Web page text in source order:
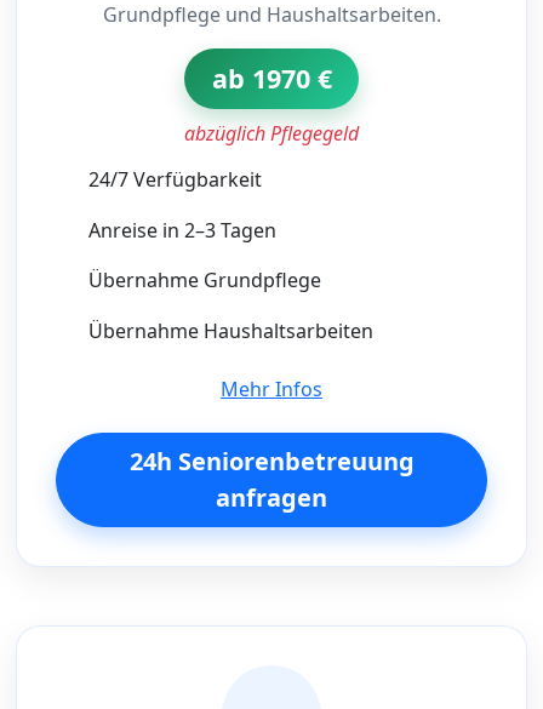
Grundpflege und Haushaltsarbeiten.
ab 1970 €
abzüglich Pflegegeld
24/7 Verfügbarkeit
Anreise in 2–3 Tagen
Übernahme Grundpflege
Übernahme Haushaltsarbeiten
Mehr Infos
24h Seniorenbetreuung
anfragen